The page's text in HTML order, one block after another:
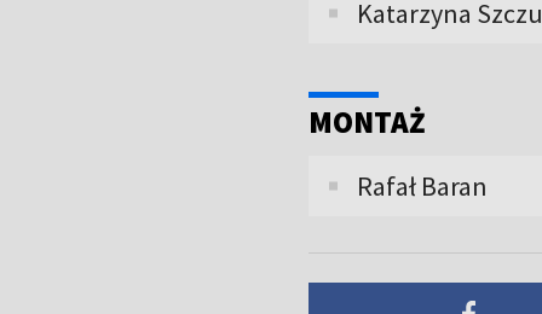
Katarzyna
MONTAŻ
Rafał Baran